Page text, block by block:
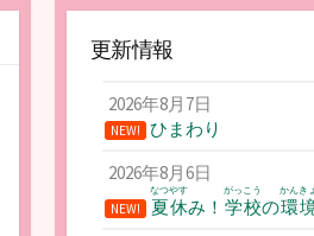
更新情報
2026年8月7日
NEW!
ひまわり
2026年8月6日
NEW! 夏休
なつやす
み！ 学校
がっこう
の環
かんき